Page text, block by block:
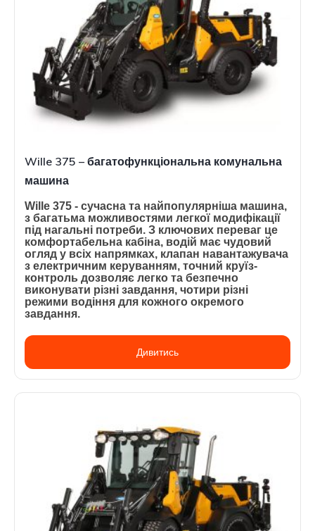
Wille 375 – багатофункціональна комунальна
машина
Wille 375 - сучасна та найпопулярніша машина,
з багатьма можливостями легкої модифікації
під нагальні потреби. З ключових переваг це
комфортабельна кабіна, водій має чудовий
огляд у всіх напрямках, клапан навантажувача
з електричним керуванням, точний круїз-
контроль дозволяє легко та безпечно
виконувати різні завдання, чотири різні
режими водіння для кожного окремого
завдання.
Дивитись